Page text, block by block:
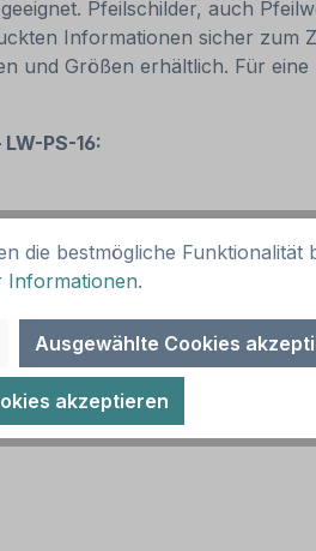
Pfeilschilder, auch
Informationen sicher zum
Größen erhältlich. Für
PS-16:
Einsatz)
die bestmögliche Funktionalität
Informationen.
Ausgewählte Cookies
akzeptieren